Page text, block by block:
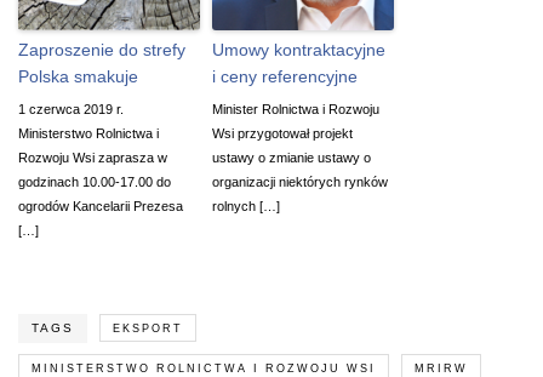
Zaproszenie do strefy
Polska smakuje
1 czerwca 2019 r.
Ministerstwo Rolnictwa i
Rozwoju Wsi zaprasza w
godzinach 10.00-17.00 do
ogrodów Kancelarii Prezesa
[…]
Umowy kontraktacyjne
i ceny referencyjne
Minister Rolnictwa i Rozwoju
Wsi przygotował projekt
ustawy o zmianie ustawy o
organizacji niektórych rynków
rolnych […]
TAGS EKSPORT
MINISTERSTWO ROLNICTWA I ROZWOJU WSI MRIRW